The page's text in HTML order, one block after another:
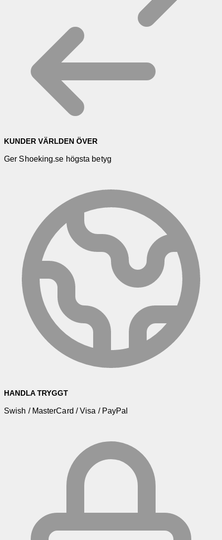
KUNDER VÄRLDEN ÖVER
Ger Shoeking.se högsta betyg
HANDLA TRYGGT
Swish / MasterCard / Visa / PayPal